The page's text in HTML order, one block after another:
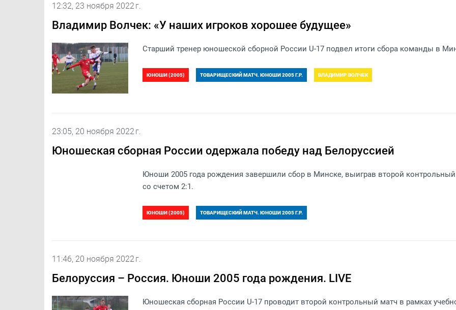
12:32, 23 ноября 2022 г.
Владимир Волчек: «У наших игроков хорошее будущее»
Старший тренер юношеской сборной России U-17 подвел итоги сбора команды в
ЮНОШИ (2005) ТОВАРИЩЕСКИЙ МАТЧ. ЮНОШИ 2005 Г.Р. ВЛАДИМИР ВОЛЧЕК
23:05, 20 ноября 2022 г.
Юношеская сборная России одержала победу над Белоруссией
Юноши 2005 года рождения завершили сбор в Минске, выиграв второй
со счетом 2:1.
ЮНОШИ (2005) ТОВАРИЩЕСКИЙ МАТЧ. ЮНОШИ 2005 Г.Р.
11:46, 20 ноября 2022 г.
Белоруссия – Россия. Юноши 2005 года рождения. LIVE
Юношеская сборная России U-17 проводит второй контрольный матч в рамках